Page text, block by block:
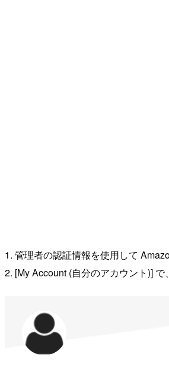
1. 管理者の認証情報を使用して
2. [My Account (自分のアカウント)]